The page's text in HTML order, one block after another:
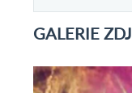
GALERIE